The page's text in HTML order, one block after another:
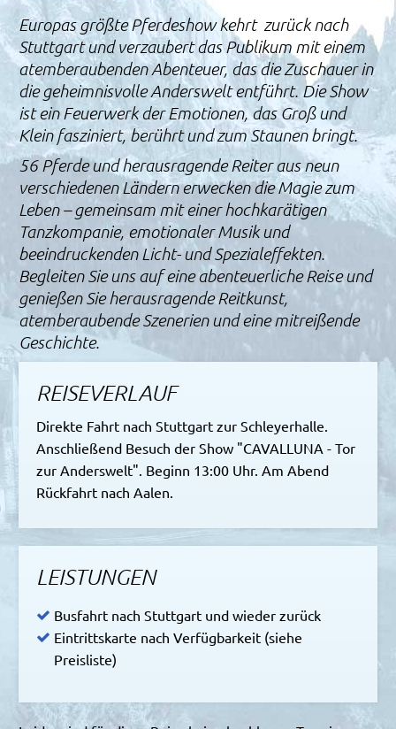
Europas größte Pferdeshow kehrt zurück nach
Stuttgart und verzaubert das Publikum mit einem
atemberaubenden Abenteuer, das die Zuschauer in
die geheimnisvolle Anderswelt entführt. Die Show
ist ein Feuerwerk der Emotionen, das Groß und
Klein fasziniert, berührt und zum Staunen bringt.
56 Pferde und herausragende Reiter aus neun
verschiedenen Ländern erwecken die Magie zum
Leben – gemeinsam mit einer hochkarätigen
Tanzkompanie, emotionaler Musik und
beeindruckenden Licht- und Spezialeffekten.
Begleiten Sie uns auf eine abenteuerliche Reise und
genießen Sie herausragende Reitkunst,
atemberaubende Szenerien und eine mitreißende
Geschichte.
REISEVERLAUF
Direkte Fahrt nach Stuttgart zur Schleyerhalle.
Anschließend Besuch der Show "CAVALLUNA - Tor
zur Anderswelt". Beginn 13:00 Uhr. Am Abend
Rückfahrt nach Aalen.
LEISTUNGEN
Busfahrt nach Stuttgart und wieder zurück
Eintrittskarte nach Verfügbarkeit (siehe
Preisliste)